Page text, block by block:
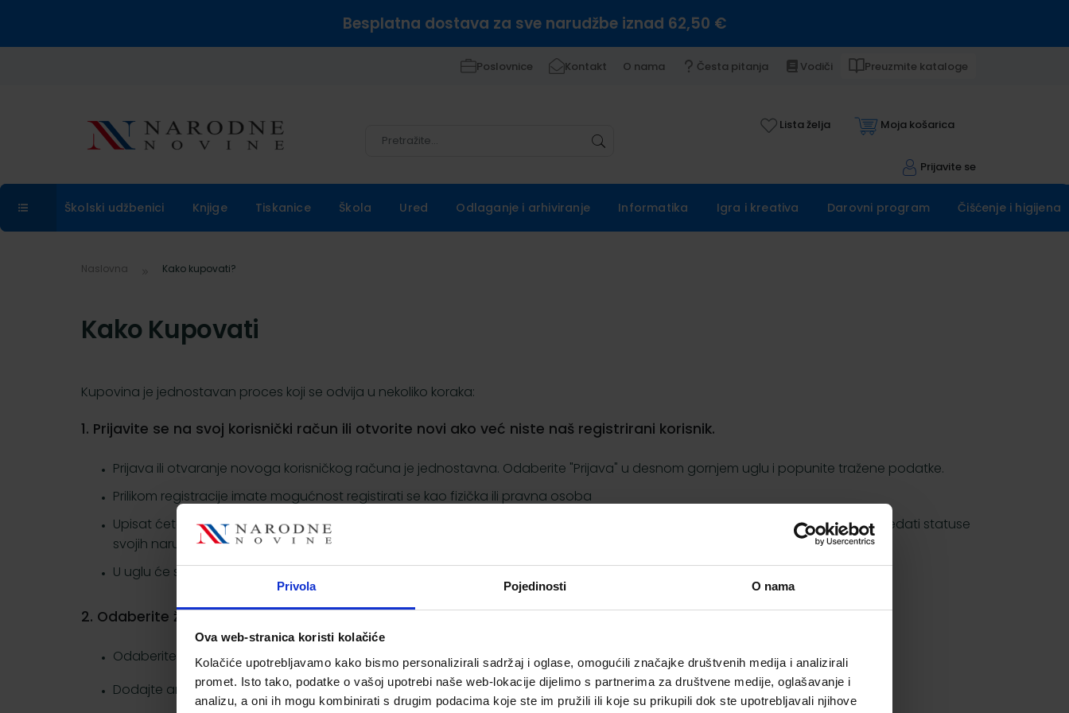
Privola Pojedinosti O nama
Ova web-stranica koristi kolačiće
Kolačiće upotrebljavamo kako bismo personalizirali sadržaj i oglase, omogućili značajke društvenih medija i analizirali
promet. Isto tako, podatke o vašoj upotrebi naše web-lokacije dijelimo s partnerima za društvene medije, oglašavanje i
analizu, a oni ih mogu kombinirati s drugim podacima koje ste im pružili ili koje su prikupili dok ste upotrebljavali njihove
Besplatna dostava za sve narudžbe iznad 62,50 €
Poslovnice Kontakt O nama Česta pitanja Vodiči Preuzmite kataloge
Lista želja Moja košarica
Prijavite se
Školski udžbenici Knjige Tiskanice Škola Ured Odlaganje i arhiviranje Informatika Igra i kreativa Darovni program Čišćenje i higijena
Naslovna Kako kupovati?
Kako Kupovati
Kupovina je jednostavan proces koji se odvija u nekoliko koraka:
1. Prijavite se na svoj korisnički račun ili otvorite novi ako već niste naš registrirani korisnik.
Prijava ili otvaranje novoga korisničkog računa je jednostavna. Odaberite "Prijava" u desnom gornjem uglu i popunite tražene podatke.
Prilikom registracije imate mogućnost registirati se kao fizička ili pravna osoba
Upisat ćete svoje ime i prezime, OIB (pravna osoba), svoju adresu dostave, e-adresu radi poruke o transakciji, a možete i pogledati statuse
svojih narudžbi, popis želja, itd.
U uglu će se pojaviti Vaše ime i dodatne informacije o započetim kupnjama.
2. Odaberite željenu kategoriju s glavnog izbornika na vrhu ekrana.
Odaberite željenu podkategoriju s desne strane.
Dodajte artikl u košaricu klikom na
Dodaj u košaricu